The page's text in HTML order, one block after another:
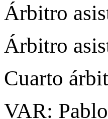
Árbitro
Árbitro
Cuarto
VAR: